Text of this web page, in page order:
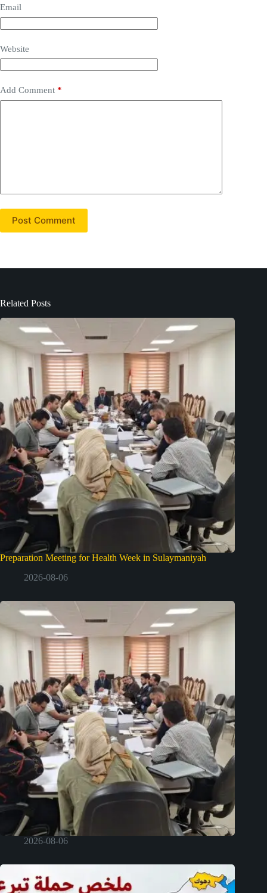
Email
Website
Add Comment *
Post Comment
Related Posts
Preparation Meeting for Health Week in Sulaymaniyah
2026-08-06
2026-08-06